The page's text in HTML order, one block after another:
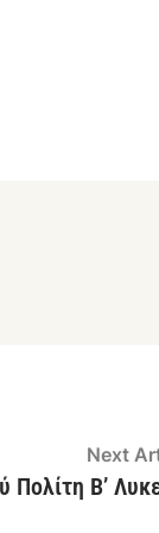
Next
Πολίτη Β’